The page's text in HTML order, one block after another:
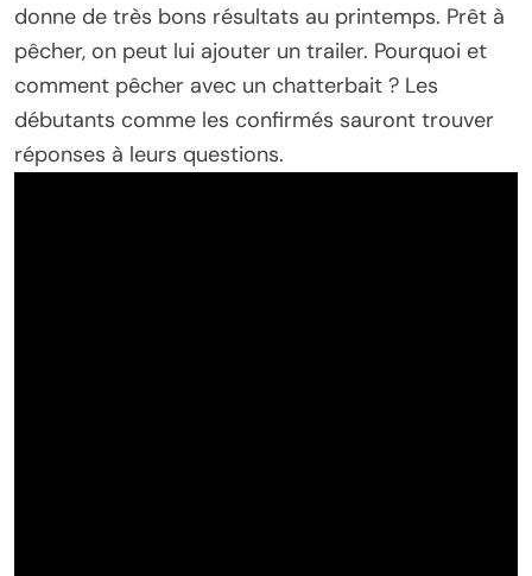
donne de très bons résultats au printemps. Prêt à
pêcher, on peut lui ajouter un trailer. Pourquoi et
comment pêcher avec un chatterbait ? Les
débutants comme les confirmés sauront trouver
réponses à leurs questions.